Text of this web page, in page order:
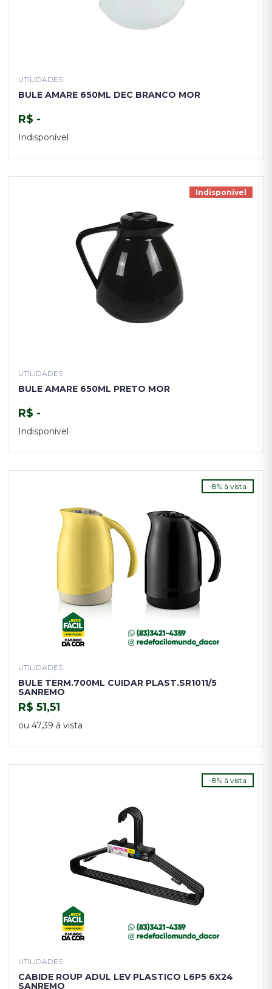
UTILIDADES
BULE AMARE 650ML DEC BRANCO MOR
R$ -
Indisponível
Indisponível
UTILIDADES
BULE AMARE 650ML PRETO MOR
R$ -
Indisponível
-8% à vista
UTILIDADES
BULE TERM.700ML CUIDAR PLAST.SR1011/5
SANREMO
R$ 51,51
ou 47,39 à vista
-8% à vista
UTILIDADES
CABIDE ROUP ADUL LEV PLASTICO L6P5 6X24
SANREMO